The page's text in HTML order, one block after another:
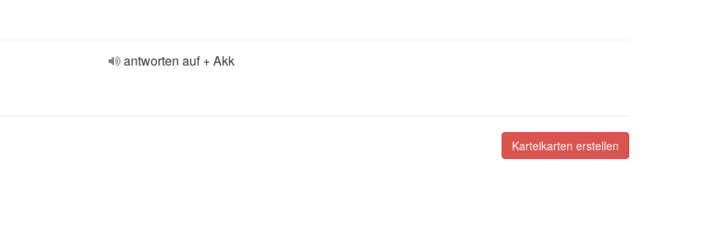
antworten auf + Akk
Karteikarten erstellen